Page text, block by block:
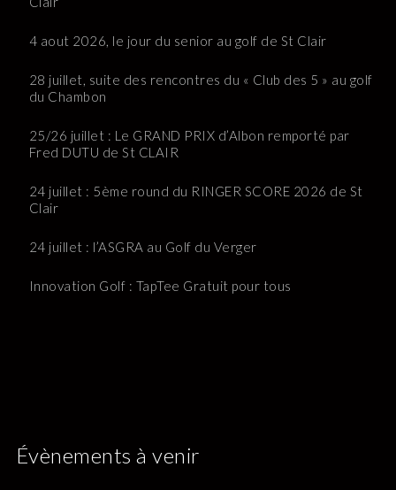
4 aout 2026, le jour du senior au golf de St Clair
28 juillet, suite des rencontres du « Club des 5 » au golf
du Chambon
25/26 juillet : Le GRAND PRIX d’Albon remporté par
Fred DUTU de St CLAIR
24 juillet : 5ème round du RINGER SCORE 2026 de St
Clair
24 juillet : l’ASGRA au Golf du Verger
Innovation Golf : TapTee Gratuit pour tous
Évènements à venir